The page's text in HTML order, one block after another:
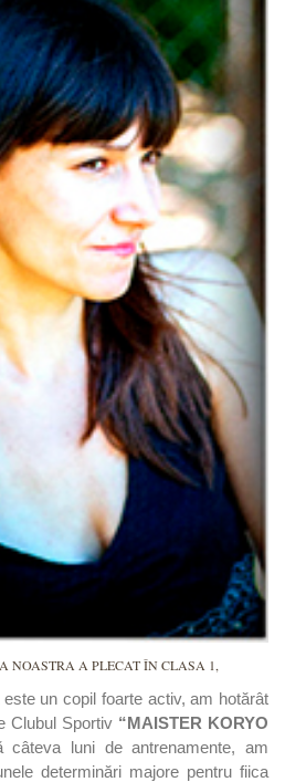
NOASTRA A PLECAT ÎN CLASA 1,
un copil foarte activ, am hotărât
Clubul Sportiv “MAISTER KORYO
câteva luni de antrenamente, am
determinări majore pentru fiica